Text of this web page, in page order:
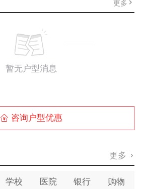
更多
暂无户型消息
 咨询户型优惠
更多 
学校 医院 银行 购物